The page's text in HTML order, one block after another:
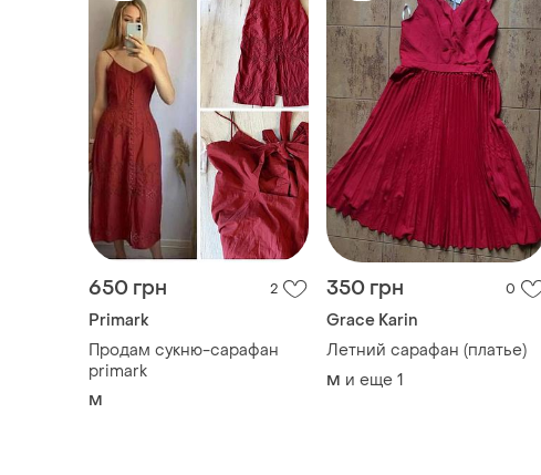
650 грн 2
Primark
Продам сукню-сарафан
primark
M
350 грн 0
Grace Karin
Летний сарафан (платье)
M и еще 1